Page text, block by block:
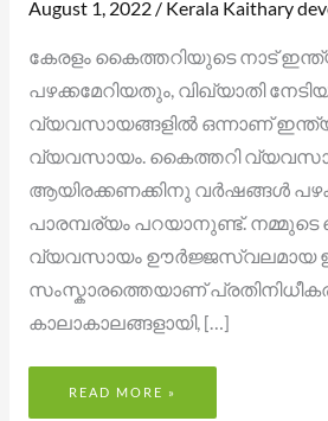
August 1, 2022 / Kerala Kaithary
കേരളം കൈത്തറിയുടെ നാട്
പഴക്കമേറിയതും, വിഖ്യാതി
വ്യവസായങ്ങളിൽ ഒന്നാണ്
വ്യവസായം. കൈത്തറി
ആയിരക്കണക്കിനു വർഷങ്ങൾ
പാരമ്പര്യം പറയാനുണ്ട്.
വ്യവസായം ഊർജ്ജസ്വലമായ
സംസ്കാരത്തെയാണ്
കാലാകാലങ്ങളായി, […]
READ MORE »